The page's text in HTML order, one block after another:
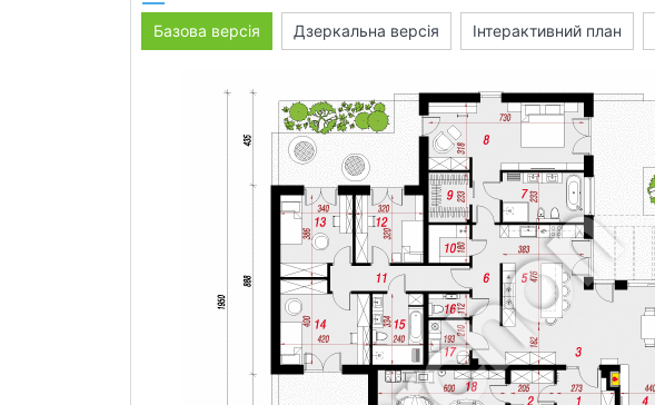
Базова версія Дзеркальна версія Інтерактивний план